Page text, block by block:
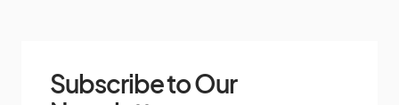
Subscribe to Our